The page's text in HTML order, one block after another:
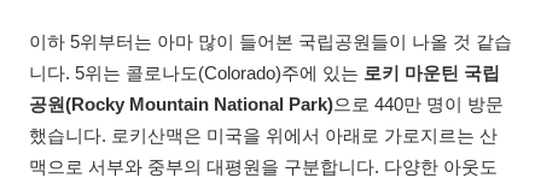
이하 5위부터는 아마 많이 들어본 국립공원들이 나올 것 같습
니다. 5위는 콜로나도(Colorado)주에 있는 로키 마운틴 국립
공원(Rocky Mountain National Park)으로 440만 명이 방문
했습니다. 로키산맥은 미국을 위에서 아래로 가로지르는 산
맥으로 서부와 중부의 대평원을 구분합니다. 다양한 아웃도